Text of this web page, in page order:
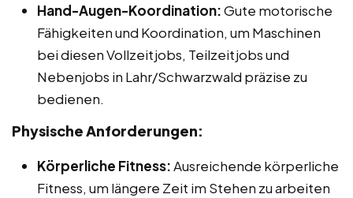
Hand-Augen-Koordination:Gute motorische
Fähigkeiten und Koordination, um Maschinen
bei diesen Vollzeitjobs, Teilzeitjobs und
Nebenjobs in Lahr/Schwarzwald präzise zu
bedienen.
Physische Anforderungen:
Körperliche Fitness:Ausreichende körperliche
Fitness, um längere Zeit im Stehen zu arbeiten